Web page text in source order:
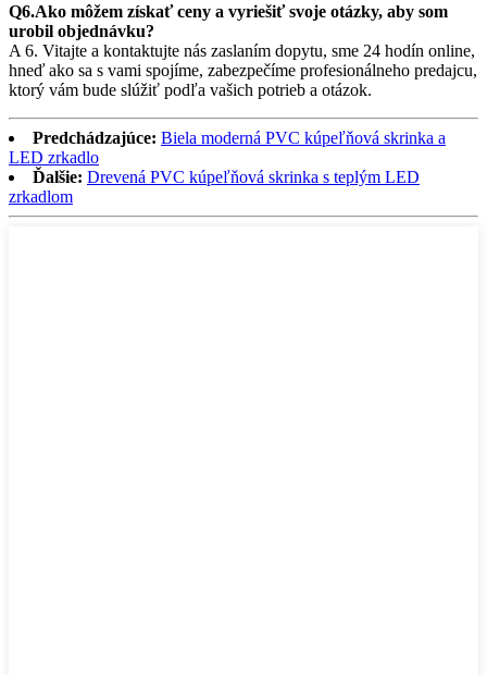
Q6.Ako môžem získať ceny a vyriešiť svoje otázky, aby som
urobil objednávku?
A 6. Vitajte a kontaktujte nás zaslaním dopytu, sme 24 hodín online,
hneď ako sa s vami spojíme, zabezpečíme profesionálneho predajcu,
ktorý vám bude slúžiť podľa vašich potrieb a otázok.
Predchádzajúce: Biela moderná PVC kúpeľňová skrinka a
LED zrkadlo
Ďalšie: Drevená PVC kúpeľňová skrinka s teplým LED
zrkadlom